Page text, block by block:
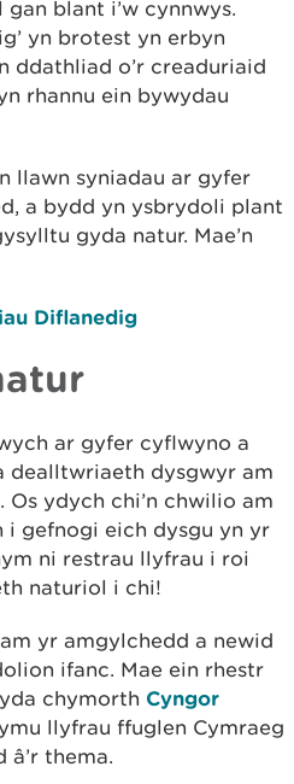
blant i’w cynnwys.
yn brotest yn erbyn
ddathliad o’r creaduriaid
rhannu ein bywydau
llawn syniadau ar gyfer
a bydd yn ysbrydoli plant
gyda natur. Mae’n
Diflanedig
ar gyfer cyflwyno a
dealltwriaeth dysgwyr am
ydych chi’n chwilio am
i gefnogi eich dysgu yn yr
ni restrau llyfrau i roi
naturiol i chi!
yr amgylchedd a newid
ifanc. Mae ein rhestr
chymorth Cyngor
llyfrau ffuglen Cymraeg
â’r thema.